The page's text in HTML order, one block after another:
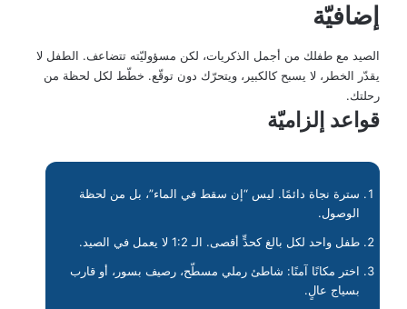
إضافيّة
الصيد مع طفلك من أجمل الذكريات، لكن مسؤوليّته تتضاعف. الطفل لا
يقدّر الخطر، لا يسبح كالكبير، ويتحرّك دون توقّع. خطّط لكل لحظة من
رحلتك.
قواعد إلزاميّة
سترة نجاة دائمًا. ليس “إن سقط في الماء”، بل من لحظة
الوصول.
طفل واحد لكل بالغ كحدٍّ أقصى. الـ 1:2 لا يعمل في الصيد.
اختر مكانًا آمنًا: شاطئ رملي مسطّح، رصيف بسور، أو قارب
بسياج عالٍ.